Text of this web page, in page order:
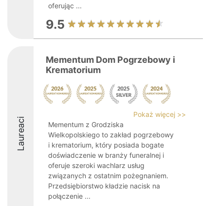
oferując ...
9.5
Laureaci
Mementum Dom Pogrzebowy i
Krematorium
Pokaż więcej >>
Mementum z Grodziska
Wielkopolskiego to zakład pogrzebowy
i krematorium, który posiada bogate
doświadczenie w branży funeralnej i
oferuje szeroki wachlarz usług
związanych z ostatnim pożegnaniem.
Przedsiębiorstwo kładzie nacisk na
połączenie ...